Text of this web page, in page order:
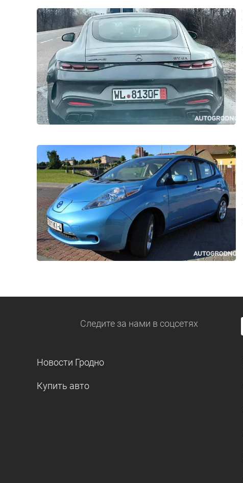
Следите за нами в соцсетях
Новости Гродно
Купить авто